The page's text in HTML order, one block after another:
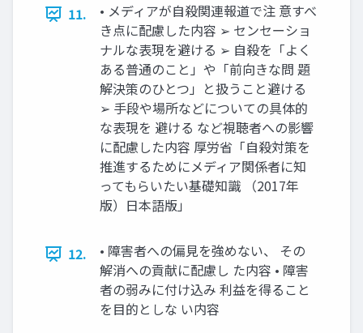
11.
• メディアが自殺関連報道で注 意すべ
き点に配慮した内容 ➢ センセーショ
ナルな表現を避ける ➢ 自殺を「よく
ある普通のこと」や「前向きな問 題
解決策のひとつ」と扱うこと避ける
➢ 手段や場所などについての具体的
な表現を 避ける など視聴者への影響
に配慮した内容 厚労省「自殺対策を
推進するためにメディア関係者に知
ってもらいたい基礎知識 （2017年
版）日本語版」
12.
• 障害者への偏見を強めない、 その
解消への貢献に配慮し た内容 • 障害
者の弱みに付け込み 利益を得ること
を目的としな い内容